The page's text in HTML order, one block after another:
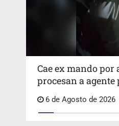
Cae ex mando por
procesan a
6 de Agosto de 2026